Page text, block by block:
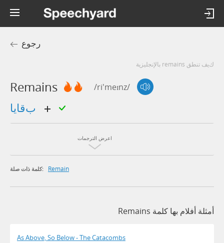
رجوع
كيف تنطق remains بالإنجليزية
Remains /ri'meɪnz/
اعرض الترجمات
كلمة ذات صلة: Remain
أمثلة أفلام بها كلمة Remains
As Above, So Below - The Catacombs